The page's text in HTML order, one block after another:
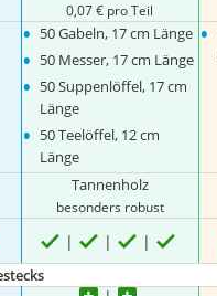
0,07 € pro Teil
• 50 Gabeln, 17 cm Länge
• 50 Messer, 17 cm Länge
• 50 Suppenlöffel, 17 cm
Länge
• 50 Teelöffel, 12 cm
Länge
•
Tannenholz
besonders robust